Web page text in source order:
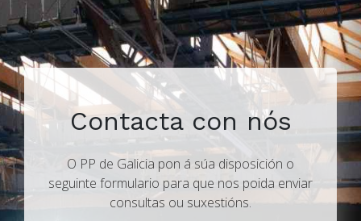
Contacta con nós
O PP de Galicia pon á súa disposición o
seguinte formulario para que nos poida enviar
consultas ou suxestións.